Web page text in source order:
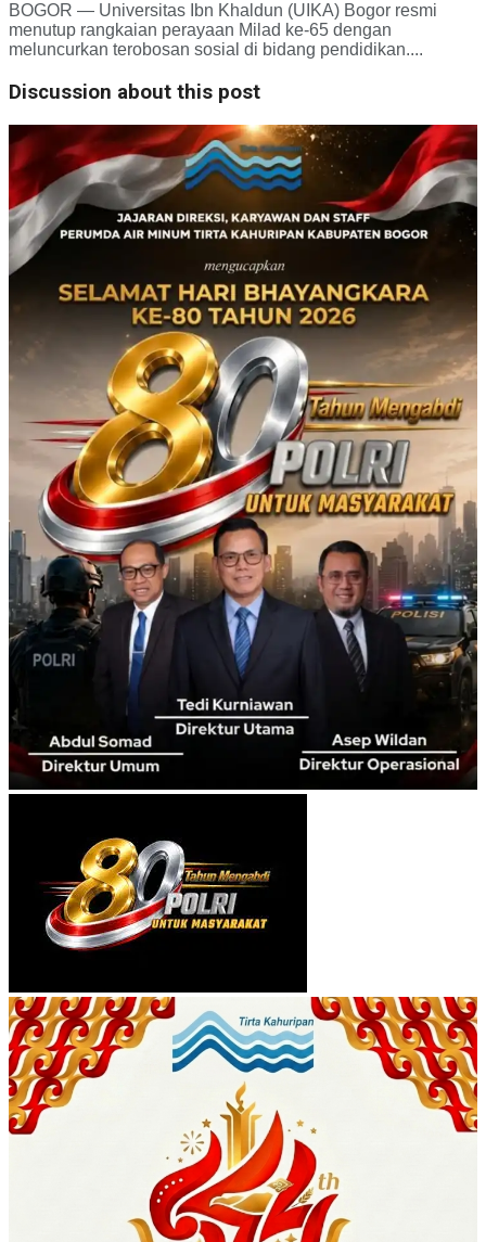
BOGOR — Universitas Ibn Khaldun (UIKA) Bogor resmi
menutup rangkaian perayaan Milad ke-65 dengan
meluncurkan terobosan sosial di bidang pendidikan....
Discussion about this post